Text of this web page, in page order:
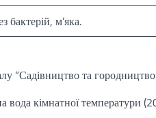
бактерій, м’яка.
“Садівництво та
вода кімнатної